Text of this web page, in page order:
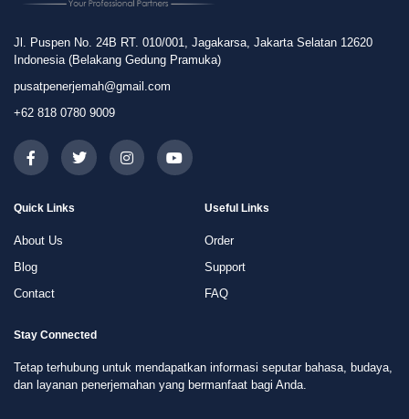
Jl. Puspen No. 24B RT. 010/001, Jagakarsa, Jakarta Selatan 12620
Indonesia (Belakang Gedung Pramuka)
pusatpenerjemah@gmail.com
+62 818 0780 9009
Quick Links
About Us
Blog
Contact
Useful Links
Order
Support
FAQ
Stay Connected
Tetap terhubung untuk mendapatkan informasi seputar bahasa, budaya,
dan layanan penerjemahan yang bermanfaat bagi Anda.